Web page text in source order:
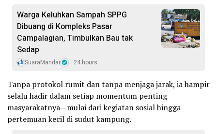
Warga Keluhkan Sampah SPPG
Dibuang di Kompleks Pasar
Campalagian, Timbulkan Bau tak
Sedap
SuaraMandar 24 hours
Tanpa protokol rumit dan tanpa menjaga jarak, ia hampir
selalu hadir dalam setiap momentum penting
masyarakatnya—mulai dari kegiatan sosial hingga
pertemuan kecil di sudut kampung.